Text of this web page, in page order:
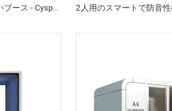
1人用のスマートで防音性の高いブース - Cyspace Y PROシリーズ